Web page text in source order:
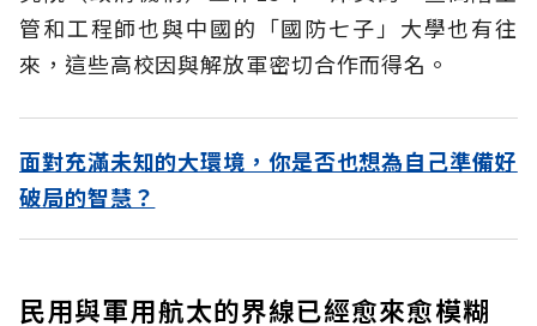
管和工程師也與中國的「國防七子」大學也有往
來，這些高校因與解放軍密切合作而得名。
面對充滿未知的大環境，你是否也想為自己準備好
破局的智慧？
民用與軍用航太的界線已經愈來愈模糊